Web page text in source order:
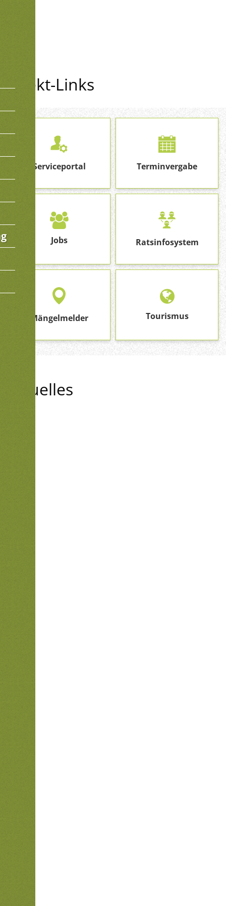
Direkt-Links
Serviceportal Terminvergabe
Jobs Ratsinfosystem
Mängelmelder Tourismus
Aktuelles